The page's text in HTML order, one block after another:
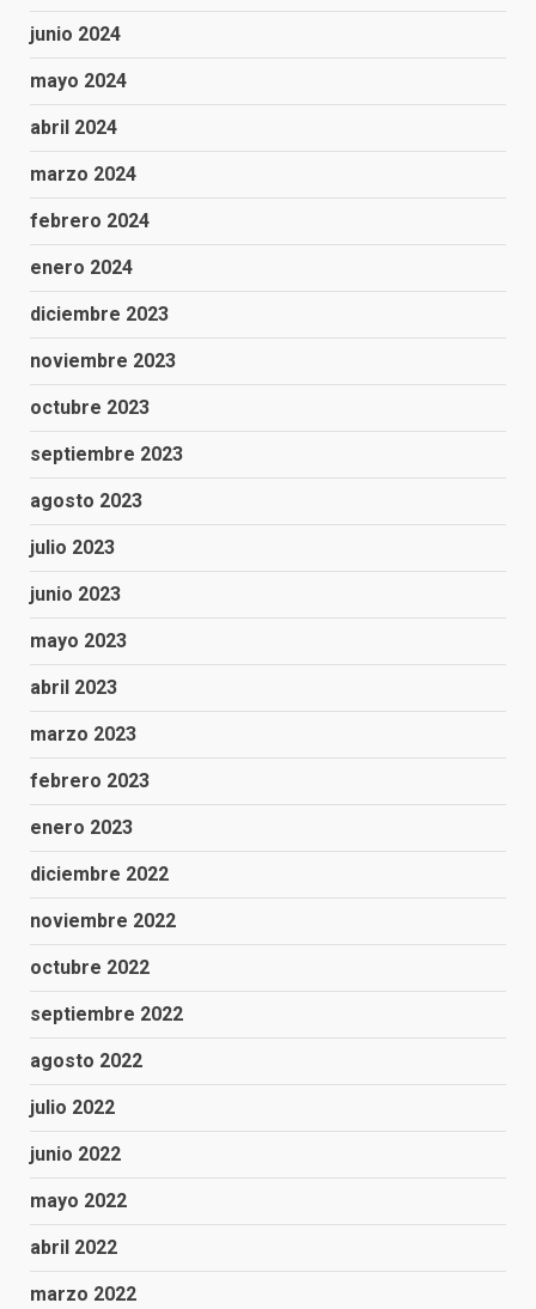
junio 2024
mayo 2024
abril 2024
marzo 2024
febrero 2024
enero 2024
diciembre 2023
noviembre 2023
octubre 2023
septiembre 2023
agosto 2023
julio 2023
junio 2023
mayo 2023
abril 2023
marzo 2023
febrero 2023
enero 2023
diciembre 2022
noviembre 2022
octubre 2022
septiembre 2022
agosto 2022
julio 2022
junio 2022
mayo 2022
abril 2022
marzo 2022